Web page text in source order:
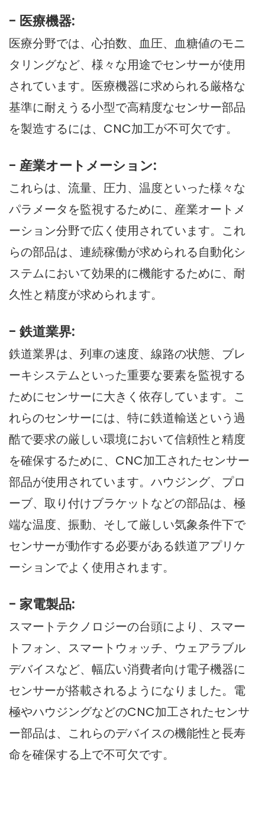
- 医療機器:
医療分野では、心拍数、血圧、血糖値のモニ
タリングなど、様々な用途でセンサーが使用
されています。医療機器に求められる厳格な
基準に耐えうる小型で高精度なセンサー部品
を製造するには、CNC加工が不可欠です。
- 産業オートメーション:
これらは、流量、圧力、温度といった様々な
パラメータを監視するために、産業オートメ
ーション分野で広く使用されています。これ
らの部品は、連続稼働が求められる自動化シ
ステムにおいて効果的に機能するために、耐
久性と精度が求められます。
- 鉄道業界:
鉄道業界は、列車の速度、線路の状態、ブレ
ーキシステムといった重要な要素を監視する
ためにセンサーに大きく依存しています。こ
れらのセンサーには、特に鉄道輸送という過
酷で要求の厳しい環境において信頼性と精度
を確保するために、CNC加工されたセンサー
部品が使用されています。ハウジング、プロ
ーブ、取り付けブラケットなどの部品は、極
端な温度、振動、そして厳しい気象条件下で
センサーが動作する必要がある鉄道アプリケ
ーションでよく使用されます。
- 家電製品:
スマートテクノロジーの台頭により、スマー
トフォン、スマートウォッチ、ウェアラブル
デバイスなど、幅広い消費者向け電子機器に
センサーが搭載されるようになりました。電
極やハウジングなどのCNC加工されたセンサ
ー部品は、これらのデバイスの機能性と長寿
命を確保する上で不可欠です。